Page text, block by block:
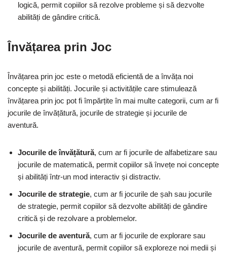
logică, permit copiilor să rezolve probleme și să dezvolte
abilități de gândire critică.
Învățarea prin Joc
Învățarea prin joc este o metodă eficientă de a învăța noi
concepte și abilități. Jocurile și activitățile care stimulează
învățarea prin joc pot fi împărțite în mai multe categorii, cum ar fi
jocurile de învățătură, jocurile de strategie și jocurile de
aventură.
Jocurile de învățătură, cum ar fi jocurile de alfabetizare sau
jocurile de matematică, permit copiilor să învețe noi concepte
și abilități într-un mod interactiv și distractiv.
Jocurile de strategie, cum ar fi jocurile de șah sau jocurile
de strategie, permit copiilor să dezvolte abilități de gândire
critică și de rezolvare a problemelor.
Jocurile de aventură, cum ar fi jocurile de explorare sau
jocurile de aventură, permit copiilor să exploreze noi medii și